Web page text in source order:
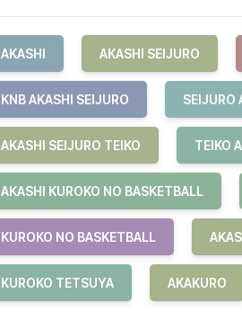
AKASHI AKASHI SEIJURO
KNB AKASHI SEIJURO SEIJURO
AKASHI SEIJURO TEIKO TEIKO
AKASHI KUROKO NO BASKETBALL
KUROKO NO BASKETBALL
KUROKO TETSUYA AKAKURO